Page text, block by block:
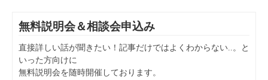
無料説明会＆相談会申込み
直接詳しい話が聞きたい！記事だけではよくわからない..。と
いった方向けに
無料説明会を随時開催しております。